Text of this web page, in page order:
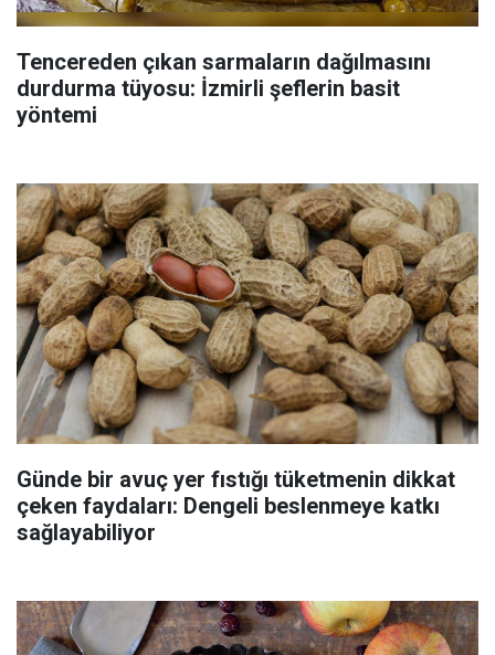
Tencereden çıkan sarmaların dağılmasını
durdurma tüyosu: İzmirli şeflerin basit
yöntemi
Günde bir avuç yer fıstığı tüketmenin dikkat
çeken faydaları: Dengeli beslenmeye katkı
sağlayabiliyor